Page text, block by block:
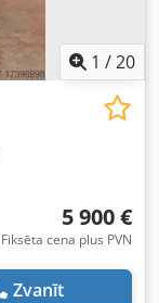
1 /20
5 900 €
Fiksēta cena plus PVN
Zvanīt